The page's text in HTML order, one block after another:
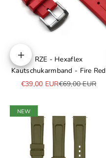
In den Warenkorb
RZE - Hexaflex
Kautschukarmband - Fire Red
Angebot
€39,00 EURRegulärer Preis
€69,00 EUR
NEW